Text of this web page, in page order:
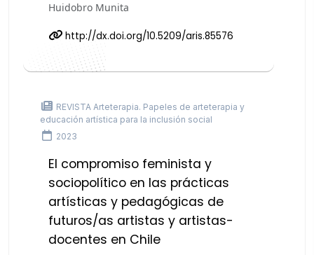
Huidobro Munita
http://dx.doi.org/10.5209/aris.85576
REVISTA Arteterapia. Papeles de arteterapia y
educación artística para la inclusión social
2023
El compromiso feminista y
sociopolítico en las prácticas
artísticas y pedagógicas de
futuros/as artistas y artistas-
docentes en Chile